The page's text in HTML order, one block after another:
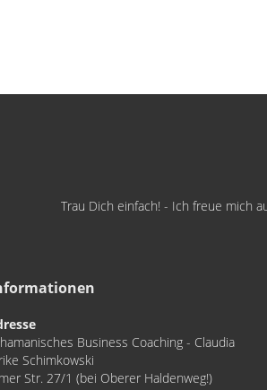
Trau Dich einfach! - Ich freue mich
Business Coaching - Claudia
Schimkowski
Str. 27/1 (bei Oberer Haldenweg!)